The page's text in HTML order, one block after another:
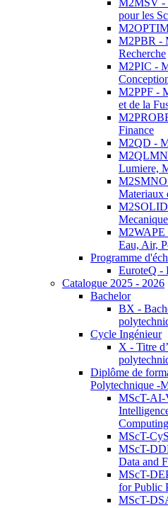
M2MSV -
pour les
M2PBR -
Recherche
M2PIC -
M2PPF -
et de la
Finance
M2QD -
M2QLMN
Lumiere,
M2SMNO
Materiaux
M2WAPE
Eau, Air,
Programme
EuroteQ -
Catalogue 2025 - 2026
Bachelor
BX -
Cycle Ingénieur
X - Titre
Diplôme de
Polytechnique -
MScT-AI-
Computing
MScT-
MScT-
Data and
MScT-
for Public
MScT-